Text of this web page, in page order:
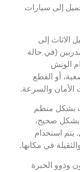
إلى سيارات
الاثاث إلى
(في حالة
الونش
أو القطع
الأمان والسرعة.
بشكل منظم
بشكل صحيح،
يتم استخدام
في مكانها.
وذوو الخبرة